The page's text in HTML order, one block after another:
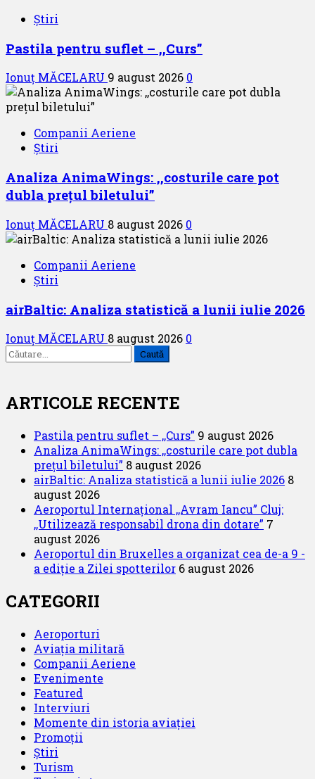
Știri
Pastila pentru suflet – ,,Curs”
Ionuț MĂCELARU 9 august 2026 0
Companii Aeriene
Știri
Analiza AnimaWings: ,,costurile care pot
dubla prețul biletului”
Ionuț MĂCELARU 8 august 2026 0
Companii Aeriene
Știri
airBaltic: Analiza statistică a lunii iulie 2026
Ionuț MĂCELARU 8 august 2026 0
Caută
după:
ARTICOLE RECENTE
Pastila pentru suflet – ,,Curs” 9 august 2026
Analiza AnimaWings: ,,costurile care pot dubla
prețul biletului” 8 august 2026
airBaltic: Analiza statistică a lunii iulie 2026 8
august 2026
Aeroportul Internațional ,,Avram Iancu” Cluj:
,,Utilizează responsabil drona din dotare” 7
august 2026
Aeroportul din Bruxelles a organizat cea de-a 9 -
a ediție a Zilei spotterilor 6 august 2026
CATEGORII
Aeroporturi
Aviația militară
Companii Aeriene
Evenimente
Featured
Interviuri
Momente din istoria aviației
Promoții
Știri
Turism